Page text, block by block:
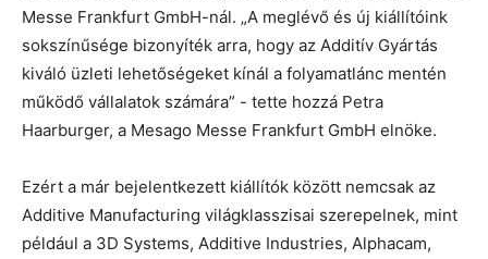
Messe Frankfurt GmbH-nál. „A meglévő és új kiállítóink
sokszínűsége bizonyíték arra, hogy az Additív Gyártás
kiváló üzleti lehetőségeket kínál a folyamatlánc mentén
működő vállalatok számára” - tette hozzá Petra
Haarburger, a Mesago Messe Frankfurt GmbH elnöke.
Ezért a már bejelentkezett kiállítók között nemcsak az
Additive Manufacturing világklasszisai szerepelnek, mint
például a 3D Systems, Additive Industries, Alphacam,